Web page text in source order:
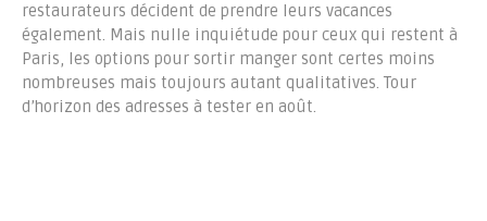
restaurateurs décident de prendre leurs vacances
également. Mais nulle inquiétude pour ceux qui restent à
Paris, les options pour sortir manger sont certes moins
nombreuses mais toujours autant qualitatives. Tour
d’horizon des adresses à tester en août.